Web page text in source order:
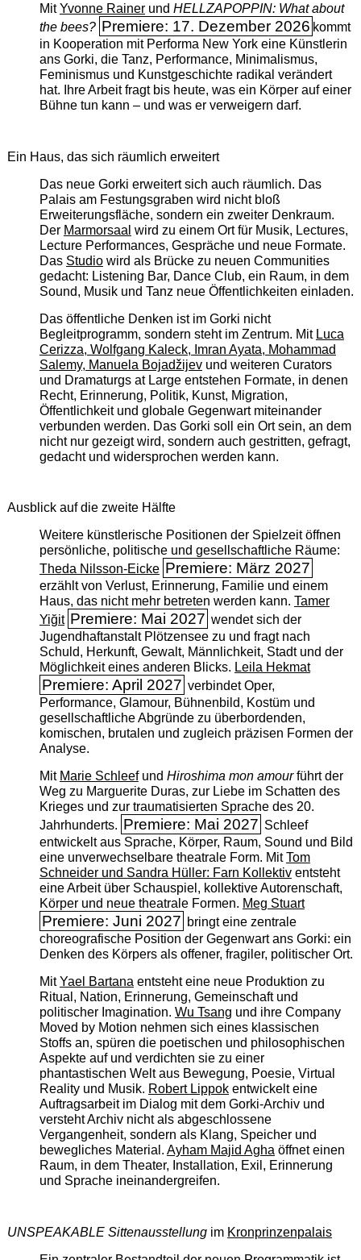
MitYvonne Rainerund HELLZAPOPPIN: What about
the bees? Premiere: 17. Dezember 2026 kommt
in Kooperation mit Performa New York eine Künstlerin
ans Gorki, die Tanz, Performance, Minimalismus,
Feminismus und Kunstgeschichte radikal verändert
hat. Ihre Arbeit fragt bis heute, was ein Körper auf einer
Bühne tun kann – und was er verweigern darf.
Ein Haus, das sich räumlich erweitert
Das neue Gorki erweitert sich auch räumlich. Das
Palais am Festungsgraben wird nicht bloß
Erweiterungsfläche, sondern ein zweiter Denkraum.
Der Marmorsaal wird zu einem Ort für Musik, Lectures,
Lecture Performances, Gespräche und neue Formate.
Das Studiowird als Brücke zu neuen Communities
gedacht: Listening Bar, Dance Club, ein Raum, in dem
Sound, Musik und Tanz neue Öffentlichkeiten einladen.
Das öffentliche Denken ist im Gorki nicht
Begleitprogramm, sondern steht im Zentrum. Mit Luca
Cerizza, Wolfgang Kaleck, Imran Ayata, Mohammad
Salemy, Manuela Bojadžijevund weiteren Curators
und Dramaturgs at Large entstehen Formate, in denen
Recht, Erinnerung, Politik, Kunst, Migration,
Öffentlichkeit und globale Gegenwart miteinander
verbunden werden. Das Gorki soll ein Ort sein, an dem
nicht nur gezeigt wird, sondern auch gestritten, gefragt,
gedacht und widersprochen werden kann.
Ausblick auf die zweite Hälfte
Weitere künstlerische Positionen der Spielzeit öffnen
persönliche, politische und gesellschaftliche Räume:
Theda Nilsson-Eicke Premiere: März 2027
erzählt von Verlust, Erinnerung, Familie und einem
Haus, das nicht mehr betreten werden kann. Tamer
Yiğit Premiere: Mai 2027 wendet sich der
Jugendhaftanstalt Plötzensee zu und fragt nach
Schuld, Herkunft, Gewalt, Männlichkeit, Stadt und der
Möglichkeit eines anderen Blicks. Leila Hekmat
Premiere: April 2027 verbindet Oper,
Performance, Glamour, Bühnenbild, Kostüm und
gesellschaftliche Abgründe zu überbordenden,
komischen, brutalen und zugleich präzisen Formen der
Analyse.
Mit Marie Schleefund Hiroshima mon amourführt der
Weg zu Marguerite Duras, zur Liebe im Schatten des
Krieges und zur traumatisierten Sprache des 20.
Jahrhunderts. Premiere: Mai 2027 Schleef
entwickelt aus Sprache, Körper, Raum, Sound und Bild
eine unverwechselbare theatrale Form. MitTom
Schneider und Sandra Hüller: Farn Kollektiventsteht
eine Arbeit über Schauspiel, kollektive Autorenschaft,
Körper und neue theatrale Formen. Meg Stuart
Premiere: Juni 2027 bringt eine zentrale
choreografische Position der Gegenwart ans Gorki: ein
Denken des Körpers als offener, fragiler, politischer Ort.
MitYael Bartanaentsteht eine neue Produktion zu
Ritual, Nation, Erinnerung, Gemeinschaft und
politischer Imagination. Wu Tsang und ihre Company
Moved by Motion nehmen sich eines klassischen
Stoffs an, spüren die poetischen und philosophischen
Aspekte auf und verdichten sie zu einer
phantastischen Welt aus Bewegung, Poesie, Virtual
Reality und Musik. Robert Lippokentwickelt eine
Auftragsarbeit im Dialog mit dem Gorki-Archiv und
versteht Archiv nicht als abgeschlossene
Vergangenheit, sondern als Klang, Speicher und
bewegliches Material. Ayham Majid Aghaöffnet einen
Raum, in dem Theater, Installation, Exil, Erinnerung
und Sprache ineinandergreifen.
UNSPEAKABLE Sittenausstellungim Kronprinzenpalais